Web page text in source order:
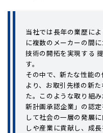
当社では長年の業歴に
に複数のメーカーの間
技術の開拓を実現する
す。
その中で、新たな性能
より、お取引先様の新
た。このような取り組
新計画承認企業」の認
して社会の一層の発展
しや産業に貢献し、成